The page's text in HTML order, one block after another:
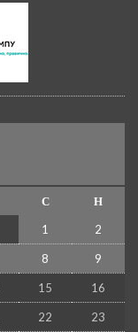
С
Н
1
2
8 9
15 16
22 23